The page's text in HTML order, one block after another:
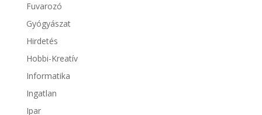
Fuvarozó
Gyógyászat
Hirdetés
Hobbi-Kreatív
Informatika
Ingatlan
Ipar